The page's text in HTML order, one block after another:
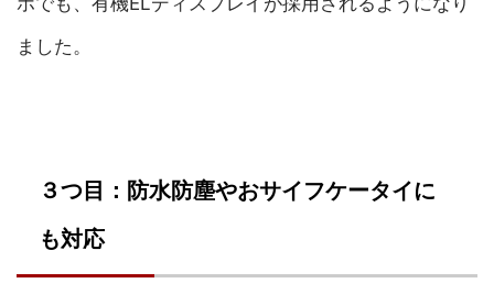
ました。
３つ目：防水防塵やおサイフケータイに
も対応